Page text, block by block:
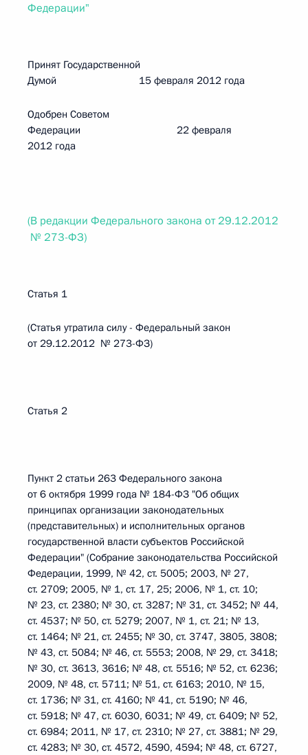
Федерации"
Принят Государственной
Думой 15 февраля 2012 года
Одобрен Советом
Федерации 22 февраля
2012 года
(В редакции Федерального закона от 29.12.2012
№ 273-ФЗ)
Статья 1
(Статья утратила силу - Федеральный закон
от 29.12.2012 № 273-ФЗ)
Статья 2
Пункт 2 статьи 263 Федерального закона
от 6 октября 1999 года № 184-ФЗ "Об общих
принципах организации законодательных
(представительных) и исполнительных органов
государственной власти субъектов Российской
Федерации" (Собрание законодательства Российской
Федерации, 1999, № 42, ст. 5005; 2003, № 27,
ст. 2709; 2005, № 1, ст. 17, 25; 2006, № 1, ст. 10;
№ 23, ст. 2380; № 30, ст. 3287; № 31, ст. 3452; № 44,
ст. 4537; № 50, ст. 5279; 2007, № 1, ст. 21; № 13,
ст. 1464; № 21, ст. 2455; № 30, ст. 3747, 3805, 3808;
№ 43, ст. 5084; № 46, ст. 5553; 2008, № 29, ст. 3418;
№ 30, ст. 3613, 3616; № 48, ст. 5516; № 52, ст. 6236;
2009, № 48, ст. 5711; № 51, ст. 6163; 2010, № 15,
ст. 1736; № 31, ст. 4160; № 41, ст. 5190; № 46,
ст. 5918; № 47, ст. 6030, 6031; № 49, ст. 6409; № 52,
ст. 6984; 2011, № 17, ст. 2310; № 27, ст. 3881; № 29,
ст. 4283; № 30, ст. 4572, 4590, 4594; № 48, ст. 6727,